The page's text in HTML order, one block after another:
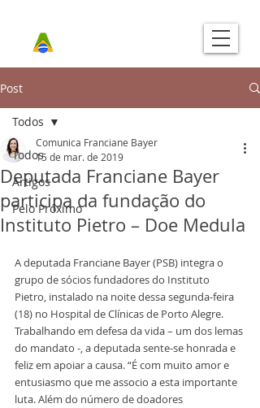
Post
Todos
Artigos
Pelo Próximo
Todos
Deputada Franciane Bayer
participa da fundação do
Instituto Pietro – Doe Medula
Comunica Franciane Bayer
15 de mar. de 2019
A deputada Franciane Bayer (PSB) integra o
grupo de sócios fundadores do Instituto
Pietro, instalado na noite dessa segunda-feira
(18) no Hospital de Clínicas de Porto Alegre.
Trabalhando em defesa da vida – um dos lemas
do mandato -, a deputada sente-se honrada e
feliz em apoiar a causa. “É com muito amor e
entusiasmo que me associo a esta importante
luta. Além do número de doadores